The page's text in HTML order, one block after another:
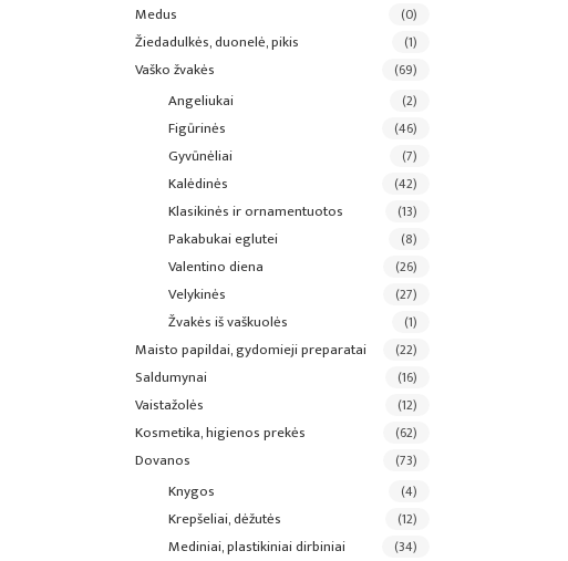
medus (0)
žiedadulkės, duonelė, pikis (1)
vaško žvakės (69)
angeliukai (2)
figūrinės (46)
gyvūnėliai (7)
kalėdinės (42)
klasikinės ir ornamentuotos (13)
pakabukai eglutei (8)
valentino diena (26)
velykinės (27)
žvakės iš vaškuolės (1)
maisto papildai, gydomieji preparatai (22)
saldumynai (16)
vaistažolės (12)
kosmetika, higienos prekės (62)
dovanos (73)
knygos (4)
krepšeliai, dėžutės (12)
mediniai, plastikiniai dirbiniai (34)